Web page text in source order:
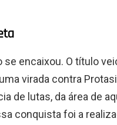
se encaixou. O título
virada contra
de lutas, da área de
conquista foi a